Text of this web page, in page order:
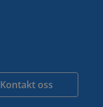
Kontakt oss